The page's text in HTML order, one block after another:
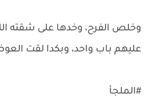
وخلص الفرح، وخدها على شقته
عليهم باب واحد، وبكدا لقت
#الملجأ